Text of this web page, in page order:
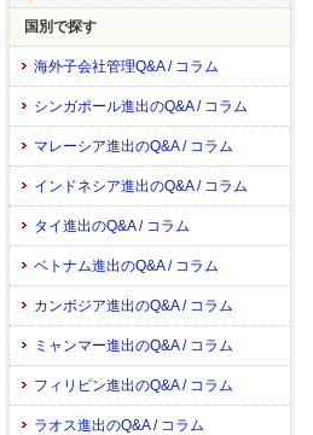
国別で探す
海外子会社管理Q&A / コラム
シンガポール進出のQ&A / コラム
マレーシア進出のQ&A / コラム
インドネシア進出のQ&A / コラム
タイ進出のQ&A / コラム
ベトナム進出のQ&A / コラム
カンボジア進出のQ&A / コラム
ミャンマー進出のQ&A / コラム
フィリピン進出のQ&A / コラム
ラオス進出のQ&A / コラム